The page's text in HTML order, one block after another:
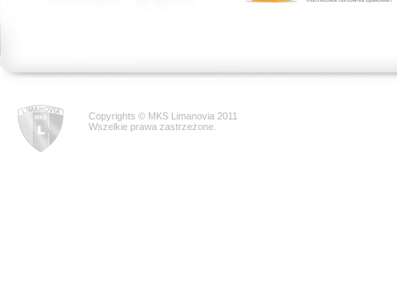
Copyrights © MKS Limanovia 2011
Wszelkie prawa zastrzeżone.